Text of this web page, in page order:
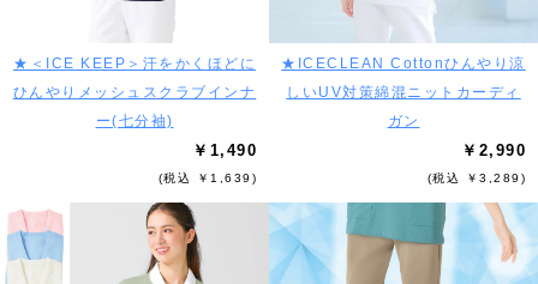
★＜ICE KEEP＞汗をかくほどに
ひんやりメッシュスクラブインナ
ー(七分袖)
￥1,490
(税込 ￥1,639)
★ICECLEAN Cottonひんやり涼
しいUV対策綿混ニットカーディ
ガン
￥2,990
(税込 ￥3,289)